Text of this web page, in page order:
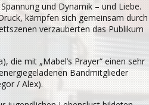
und Dynamik – und Liebe.
kämpfen sich gemeinsam durch
verzauberten das Publikum
die mit „Mabel’s Prayer“ einen sehr
Bandmitglieder
/ Alex).